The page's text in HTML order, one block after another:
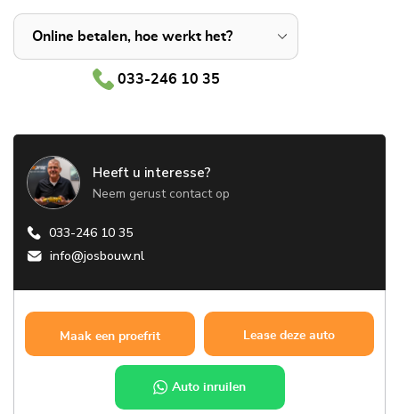
Online betalen, hoe werkt het?
033-246 10 35
Heeft u interesse?
Neem gerust contact op
033-246 10 35
info@josbouw.nl
Maak een proefrit Lease deze auto
Auto inruilen